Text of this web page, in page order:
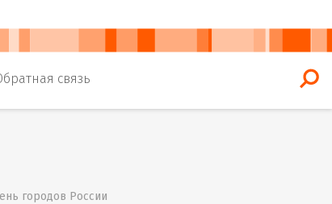
связь
городов России